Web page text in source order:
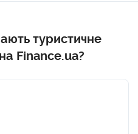
туристичне
Finance.ua?